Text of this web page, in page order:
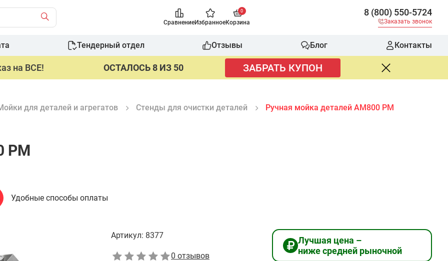
СравнениеИзбранное
0
Корзина
8 (800) 550-5724
Заказать звонок
Тендерный отдел Отзывы Блог Контакты
на ВСЕ! ОСТАЛОСЬ 8 ИЗ 50 ЗАБРАТЬ КУПОН
для деталей и агрегатов Стенды для очистки деталей Ручная мойка деталей АМ800 РМ
РМ
Удобные способы оплаты
Артикул: 8377
0 отзывов
Лучшая цена –
ниже средней рыночной